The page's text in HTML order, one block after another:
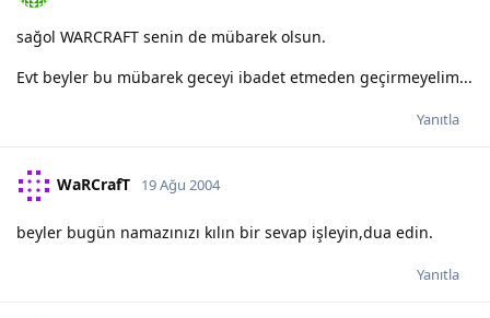
sağol WARCRAFT senin de mübarek olsun.
Evt beyler bu mübarek geceyi ibadet etmeden geçirmeyelim...
Yanıtla
WaRCrafT 19 Ağu 2004
beyler bugün namazınızı kılın bir sevap işleyin,dua edin.
Yanıtla